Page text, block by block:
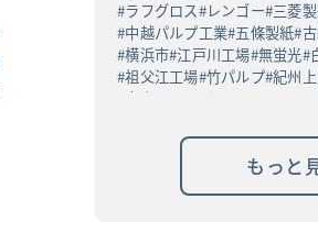
ラフグロス レンゴー 三菱
中越パルプ工業 五條製紙
横浜市 江戸川工場 無蛍光
祖父江工場 竹パルプ 紀州
高白ラフバガス
もっと